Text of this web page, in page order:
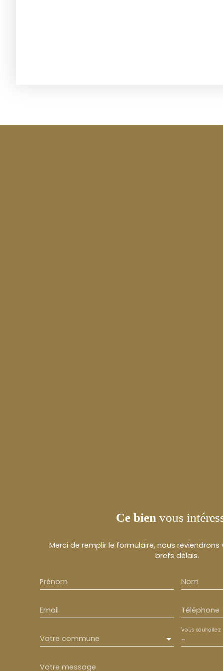
Ce bien vous
Merci de remplir le formulaire, nous
brefs délais.
Prénom Nom
Email Téléphone
Votre commune -
Vous souhaitez
Votre message